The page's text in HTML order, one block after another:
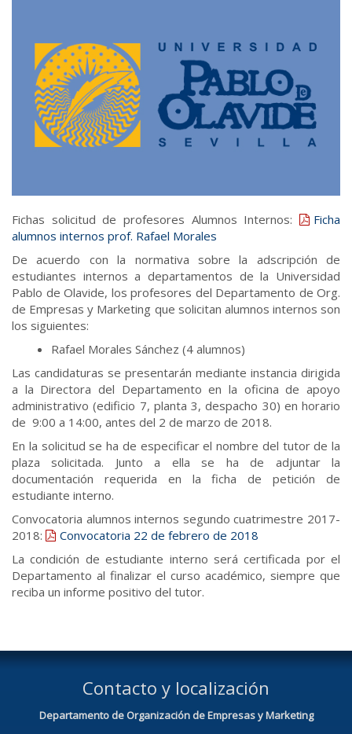
Fichas solicitud de profesores Alumnos Internos:
Ficha
alumnos internos prof. Rafael Morales
De acuerdo con la normativa sobre la adscripción de
estudiantes internos a departamentos de la Universidad
Pablo de Olavide, los profesores del Departamento de Org.
de Empresas y Marketing que solicitan alumnos internos son
los siguientes:
Rafael Morales Sánchez (4 alumnos)
Las candidaturas se presentarán mediante instancia dirigida
a la Directora del Departamento en la oficina de apoyo
administrativo (edificio 7, planta 3, despacho 30) en horario
de 9:00 a 14:00, antes del 2 de marzo de 2018.
En la solicitud se ha de especificar el nombre del tutor de la
plaza solicitada. Junto a ella se ha de adjuntar la
documentación requerida en la ficha de petición de
estudiante interno.
Convocatoria alumnos internos segundo cuatrimestre 2017-
2018:
Convocatoria 22 de febrero de 2018
La condición de estudiante interno será certificada por el
Departamento al finalizar el curso académico, siempre que
reciba un informe positivo del tutor.
Contacto y localización
Departamento de Organización de Empresas y Marketing